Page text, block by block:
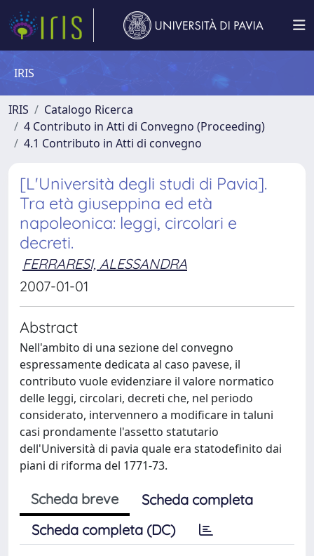
IRIS
IRIS
Catalogo Ricerca
4 Contributo in Atti di Convegno (Proceeding)
4.1 Contributo in Atti di convegno
[L'Università degli studi di Pavia].
Tra età giuseppina ed età
napoleonica: leggi, circolari e
decreti.
FERRARESI, ALESSANDRA
2007-01-01
Abstract
Nell'ambito di una sezione del convegno
espressamente dedicata al caso pavese, il
contributo vuole evidenziare il valore normatico
delle leggi, circolari, decreti che, nel periodo
considerato, intervennero a modificare in taluni
casi prondamente l'assetto statutario
dell'Università di pavia quale era statodefinito dai
piani di riforma del 1771-73.
Scheda breve
Scheda completa
Scheda completa (DC)